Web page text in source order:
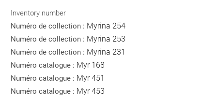
Inventory number
Numéro de collection : Myrina 254
Numéro de collection : Myrina 253
Numéro de collection : Myrina 231
Numéro catalogue : Myr 168
Numéro catalogue : Myr 451
Numéro catalogue : Myr 453